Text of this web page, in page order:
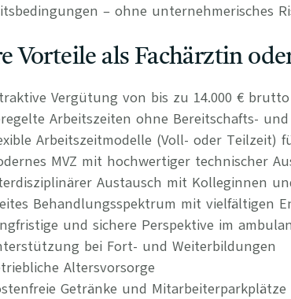
– ohne unternehmerisches
Vorteile als Fachärztin
Vergütung von bis zu 14.000 €
Arbeitszeiten ohne Bereitschafts-
Arbeitszeitmodelle (Voll- oder Teilzeit)
MVZ mit hochwertiger technischer
Austausch mit Kolleginnen
Behandlungsspektrum mit vielfältigen
und sichere Perspektive im
bei Fort- und Weiterbildungen
Altersvorsorge
Getränke und Mitarbeiterparkplätze